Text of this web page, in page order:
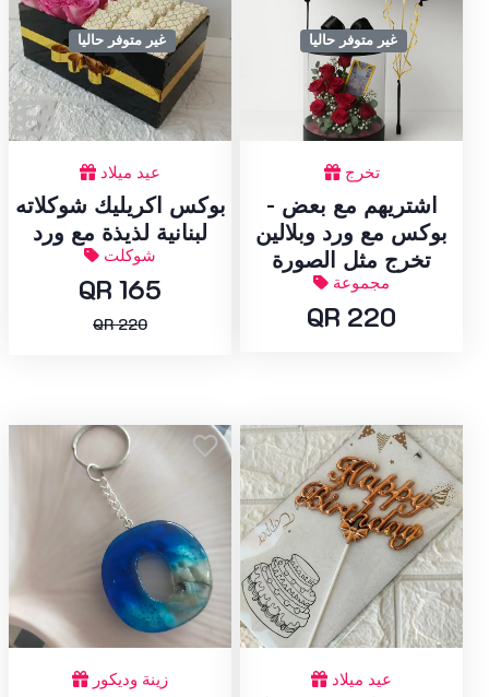
غير متوفر حاليا
عيد ميلاد
بوكس اكريليك شوكلاته
لبنانية لذيذة مع ورد
شوكلت
QR 165
QR 220
غير متوفر حاليا
تخرج
اشتريهم مع بعض -
بوكس مع ورد وبلالين
تخرج مثل الصورة
مجموعة
QR 220
زينة وديكور عيد ميلاد